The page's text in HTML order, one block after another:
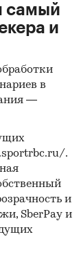
самый
и
в
—
.
и
SberPay и